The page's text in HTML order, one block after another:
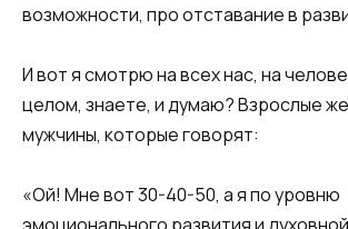
возможности, про отставание в
И вот я смотрю на всех нас, на
целом, знаете, и думаю? Взрослые
мужчины, которые говорят:
«Ой! Мне вот 30-40-50, а я по уровню